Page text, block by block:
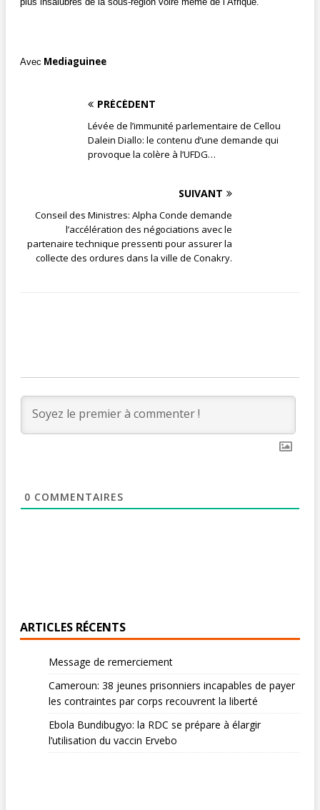
Avec Mediaguinee
PRÉCÉDENT
Lévée de l’immunité parlementaire de Cellou
Dalein Diallo: le contenu d’une demande qui
provoque la colère à l’UFDG…
SUIVANT
Conseil des Ministres: Alpha Conde demande
l’accélération des négociations avec le
partenaire technique pressenti pour assurer la
collecte des ordures dans la ville de Conakry.
0 COMMENTAIRES
ARTICLES RÉCENTS
Message de remerciement
Cameroun: 38 jeunes prisonniers incapables de payer
les contraintes par corps recouvrent la liberté
Ebola Bundibugyo: la RDC se prépare à élargir
l’utilisation du vaccin Ervebo